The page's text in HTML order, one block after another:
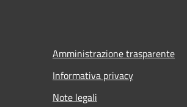
Amministrazione trasparente
Informativa privacy
Note legali